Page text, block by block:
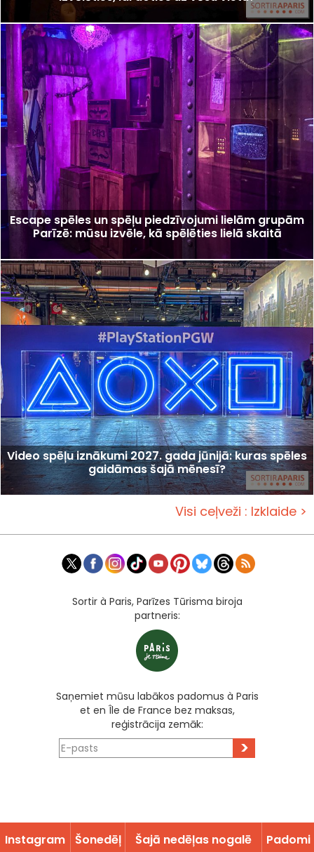
Escape spēles un spēļu piedzīvojumi lielām grupām
Parīzē: mūsu izvēle, kā spēlēties lielā skaitā
Video spēļu iznākumi 2027. gada jūnijā: kuras spēles
gaidāmas šajā mēnesī?
Visi ceļveži : Izklaide >
Sortir à Paris, Parīzes Tūrisma biroja
partneris:
Saņemiet mūsu labākos padomus à Paris
et en Île de France bez maksas,
reģistrācija zemāk:
>
Instagram Šonedēļ Šajā nedēļas nogalē Padomi